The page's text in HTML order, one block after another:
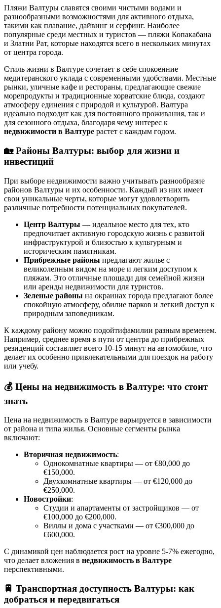
Пляжи Валтуры славятся своими чистыми водами и
разнообразными возможностями для активного отдыха,
такими как плавание, дайвинг и серфинг. Наиболее
популярные среди местных и туристов — пляжи Копакабана
и Златни Рат, которые находятся всего в нескольких минутах
от центра города.
Стиль жизни в Валтуре сочетает в себе спокоенние
медитеранского уклада с современными удобствами. Местные
рынки, уличные кафе и рестораны, предлагающие свежие
морепродукты и традиционные хорватские блюда, создают
атмосферу единения с природой и культурой. Валтура
идеально подходит как для постоянного проживания, так и
для сезонного отдыха, благодаря чему интерес к
недвижимости в Валтуре растет с каждым годом.
🏡Районы Валтуры: выбор для жизни и
инвестиций
При выборе недвижимости важно учитывать разнообразие
районов Валтуры и их особенности. Каждый из них имеет
свои уникальные черты, которые могут удовлетворить
различные потребности потенциальных покупателей.
Центр Валтуры — идеальное место для тех, кто
предпочитает активную городскую жизнь с развитой
инфраструктурой и близостью к культурным и
историческим памятникам.
Прибрежные районы предлагают жилье с
великолепным видом на море и легким доступом к
пляжам. Это отличные площади для семейной жизни
или аренды недвижимости для туристов.
Зеленые районы на окраинах города предлагают более
спокойную атмосферу, обилие парков и легкий доступ к
природным заповедникам.
К каждому району можно подойтифамилии разным временем.
Например, среднее время в пути от центра до прибрежных
резиденций составляет всего 10-15 минут на автомобиле, что
делает их особенно привлекательными для поездок на работу
или учебу.
💰 Цены на недвижимость в Валтуре: что стоит
знать
Цена на недвижимость в Валтуре варьируется в зависимости
от района и типа жилья. Основные сегменты рынка
включают:
Вторичная недвижимость:
Однокомнатные квартиры — от €80,000 до
€150,000.
Двухкомнатные квартиры — от €120,000 до
€250,000.
Новостройки:
Студии и апартаменты от застройщиков — от
€100,000 до €200,000.
Виллы и дома с участками — от €300,000 до
€600,000.
С динамикой цен наблюдается рост на уровне 5-7% ежегодно,
что делает вложения в недвижимость в Валтуре
перспективными.
🚆 Транспортная доступность Валтуры: как
добраться и передвигаться